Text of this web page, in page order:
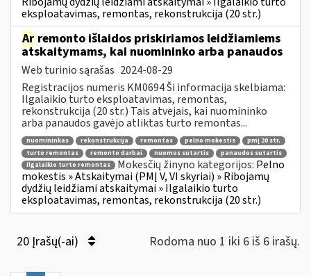
eksploatavimas, remontas, rekonstrukcija (20 str.)
Ar remonto išlaidos priskiriamos leidžiamiems
atskaitymams, kai nuomininko arba panaudos
Web turinio sąrašas 2024-08-29
Registracijos numeris KM0694 Ši informacija skelbiama:
Ilgalaikio turto eksploatavimas, remontas,
rekonstrukcija (20 str.) Tais atvejais, kai nuomininko
arba panaudos gavėjo atliktas turto remontas...
nuomininkas rekonstrukcija remontas pelno mokestis
pmį 20 str.
turto remontas
remonto darbai nuomos sutartis
panaudos sutartis
ilgalaikio turto remontas
Mokesčių žinyno kategorijos: Pelno
mokestis » Atskaitymai (PMĮ V, VI skyriai) » Ribojamų
dydžių leidžiami atskaitymai » Ilgalaikio turto
eksploatavimas, remontas, rekonstrukcija (20 str.)
20 Įrašų(-ai) Rodoma nuo 1 iki 6 iš 6 irašų.